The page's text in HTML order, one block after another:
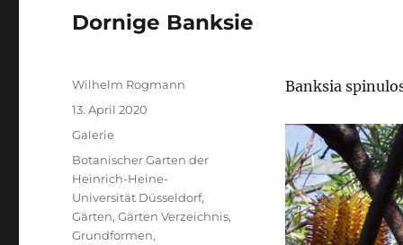
Dornige Banksie
Banksia
Autor
Wilhelm Rogmann
Veröffentlicht
am
13. April 2020
Format
Galerie
Kategorien
Botanischer Garten der
Heinrich-Heine-
Universität Düsseldorf,
Gärten,Gärten Verzeichnis,
Grundformen,